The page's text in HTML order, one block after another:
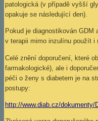
patologická (v případě vyšší
opakuje se následující den).
Pokud je diagnostikován
v terapii mimo inzulínu použít i
Celé znění doporučení, které
farmakologické), ale i
péči o ženy s diabetem je na
postupy:
http://www.diab.cz/